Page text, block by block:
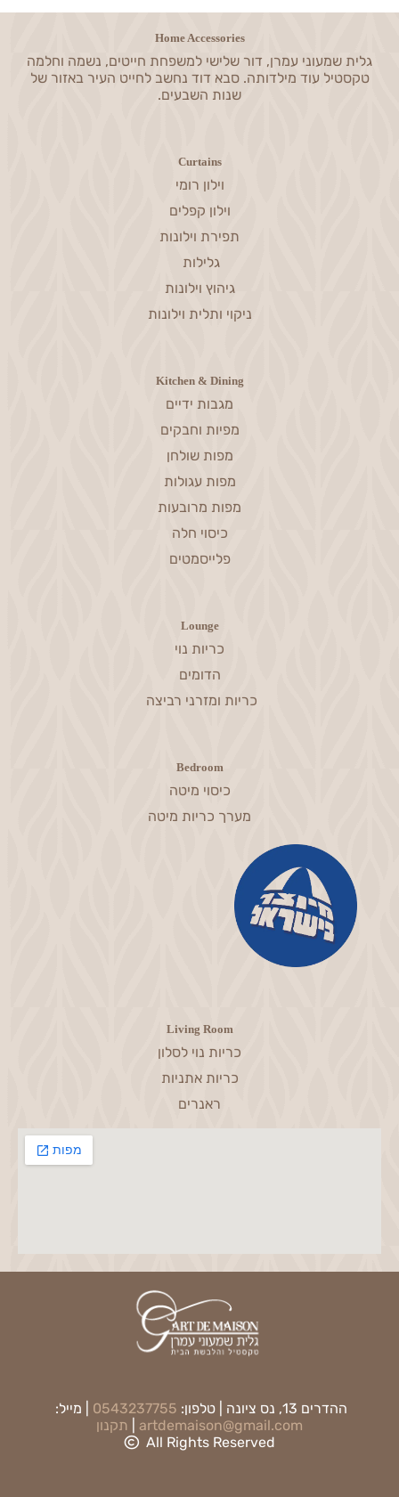
Home Accessories
גלית שמעוני עמרן, דור שלישי למשפחת חייטים, נשמה וחלמה
טקסטיל עוד מילדותה. סבא דוד נחשב לחייט העיר באזור של
שנות השבעים.
Curtains
וילון רומי
וילון קפלים
תפירת וילונות
גלילות
גיהוץ וילונות
ניקוי ותלית וילונות
Kitchen & Dining
מגבות ידיים
מפיות וחבקים
מפות שולחן
מפות עגולות
מפות מרובעות
כיסוי חלה
פלייסמטים
Lounge
כריות נוי
הדומים
כריות ומזרני רביצה
Bedroom
כיסוי מיטה
מערך כריות מיטה
Living Room
כריות נוי לסלון
כריות אתניות
ראנרים
ההדרים 13, נס ציונה | טלפון: 0543237755 | מייל:
artdemaison@gmail.com
|תקנון
All Rights Reserved